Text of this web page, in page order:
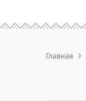
Главная